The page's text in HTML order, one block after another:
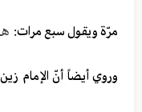
مرّة ويقول سبع مرات:
وروي أيضاً أنّ الإمام